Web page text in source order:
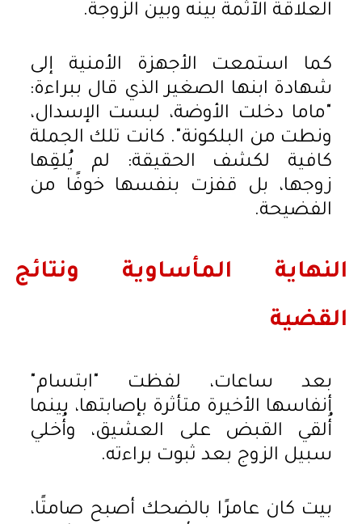
العلاقة الآثمة بينه وبين الزوجة.
كما استمعت الأجهزة الأمنية إلى
شهادة ابنها الصغير الذي قال ببراءة:
"ماما دخلت الأوضة، لبست الإسدال،
ونطت من البلكونة". كانت تلك الجملة
كافية لكشف الحقيقة: لم يُلقِها
زوجها، بل قفزت بنفسها خوفًا من
الفضيحة.
النهاية المأساوية ونتائج
القضية
بعد ساعات، لفظت "ابتسام"
أنفاسها الأخيرة متأثرة بإصابتها، بينما
أُلقي القبض على العشيق، وأُخلي
سبيل الزوج بعد ثبوت براءته.
بيت كان عامرًا بالضحك أصبح صامتًا،